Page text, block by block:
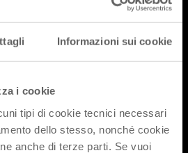
Informazioni sui cookie
i cookie
tipi di cookie tecnici necessari
dello stesso, nonché cookie
anche di terze parti. Se vuoi
e la continuità.
ente riconosciuto dal Ministero
49949 : iscrivendosi
all’intero ciclo di webinar verrà
di frequenza valido per tutti gli usi